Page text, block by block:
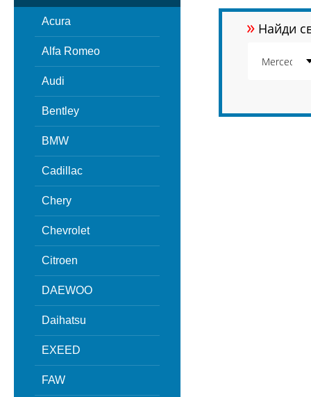
Acura
Alfa Romeo
Audi
Bentley
BMW
Cadillac
Chery
Chevrolet
Citroen
DAEWOO
Daihatsu
EXEED
FAW
» Найди